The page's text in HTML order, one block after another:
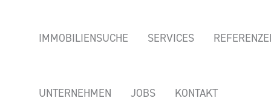
IMMOBILIENSUCHE SERVICES
UNTERNEHMEN JOBS KONTAKT
„GOLDBEKHÖFE”
UND TIEFGARAGE